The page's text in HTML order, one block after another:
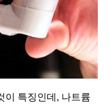
이 특징인데, 나트륨